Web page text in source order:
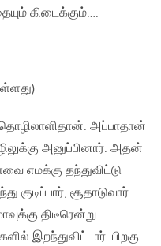
கிடைக்கும்….
அப்பாதான்
அனுப்பினார். அதன்
எமக்கு தந்துவிட்டு
சூதாடுவார்.
திடீரென்று
இறந்துவிட்டார். பிறகு